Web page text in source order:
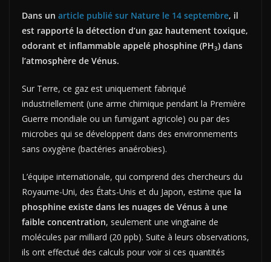
Dans un article publié sur Nature le 14 septembre, il
est rapporté la détection d’un gaz hautement toxique,
odorant et inflammable appelé phosphine (PH3) dans
l’atmosphère de Vénus.
Sur Terre, ce gaz est uniquement fabriqué
industriellement (une arme chimique pendant la Première
Guerre mondiale ou un fumigant agricole) ou par des
microbes qui se développent dans des environnements
sans oxygène (bactéries anaérobies).
L’équipe internationale, qui comprend des chercheurs du
Royaume-Uni, des États-Unis et du Japon, estime que la
phosphine existe dans les nuages ​​de Vénus à une
faible concentration, seulement une vingtaine de
molécules par milliard (20 ppb). Suite à leurs observations,
ils ont effectué des calculs pour voir si ces quantités